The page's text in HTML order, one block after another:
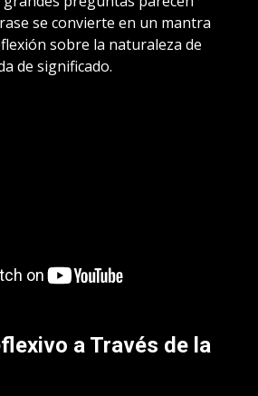
se convierte en un mantra
sobre la naturaleza de
de significado.
a Través de la